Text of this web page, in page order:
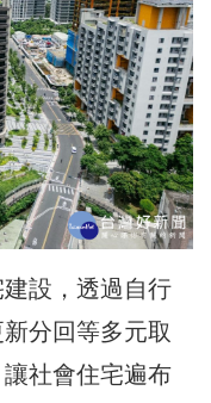
設，透過自行
分回等多元取
社會住宅遍布